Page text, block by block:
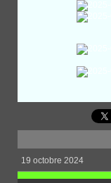
19 octobre 2024